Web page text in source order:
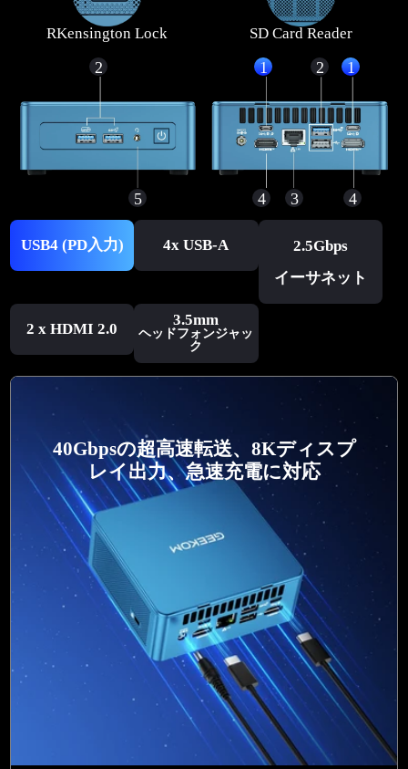
RKensington Lock SD Card Reader
2 1 2 1
5 4 3 4
USB4 (PD入力) 4x USB-A
2.5Gbps
イーサネット
2 x HDMI 2.0 3.5mm
ヘッドフォンジャッ
ク
40Gbpsの超高速転送、8Kディスプ
レイ出力、急速充電に対応